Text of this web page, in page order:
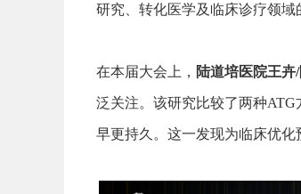
研究、转化医学及临床诊疗领域
在本届大会上， 陆道培医院王卉
泛关注。该研究比较了两种
早更持久。这一发现为临床优化